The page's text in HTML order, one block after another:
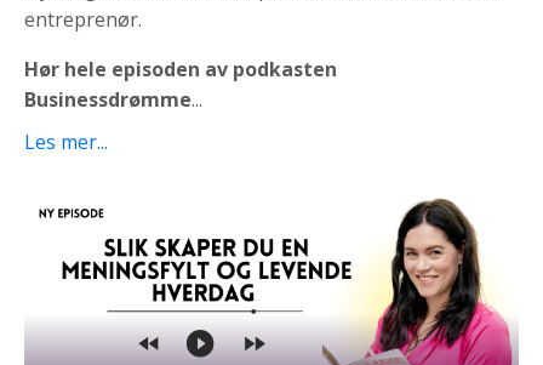
entreprenør.
Hør hele episoden av podkasten
Businessdrømme...
Les mer...